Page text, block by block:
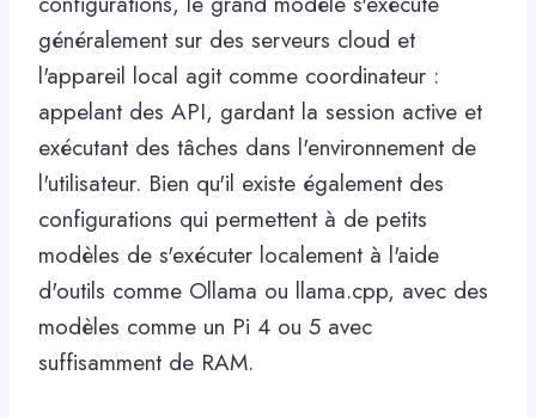
généralement sur des serveurs cloud et
l'appareil local agit comme coordinateur :
appelant des API, gardant la session active et
exécutant des tâches dans l'environnement de
l'utilisateur. Bien qu'il existe également des
configurations qui permettent à de petits
modèles de s'exécuter localement à l'aide
d'outils comme Ollama ou llama.cpp, avec des
modèles comme un Pi 4 ou 5 avec
suffisamment de RAM.